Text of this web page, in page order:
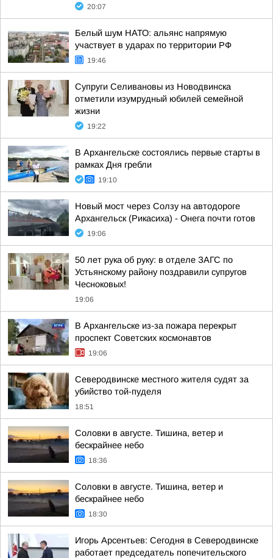
20:07
Белый шум НАТО: альянс напрямую
участвует в ударах по территории РФ
19:46
Супруги Селивановы из Новодвинска
отметили изумрудный юбилей семейной
жизни
19:22
В Архангельске состоялись первые старты в
рамках Дня гребли
19:10
Новый мост через Солзу на автодороге
Архангельск (Рикасиха) - Онега почти готов
19:06
50 лет рука об руку: в отделе ЗАГС по
Устьянскому району поздравили супругов
Чесноковых!
19:06
В Архангельске из-за пожара перекрыт
проспект Советских космонавтов
19:06
Северодвинске местного жителя судят за
убийство той-пуделя
18:51
Соловки в августе. Тишина, ветер и
бескрайнее небо
18:36
Соловки в августе. Тишина, ветер и
бескрайнее небо
18:30
Игорь Арсентьев: Сегодня в Северодвинске
работает председатель попечительского